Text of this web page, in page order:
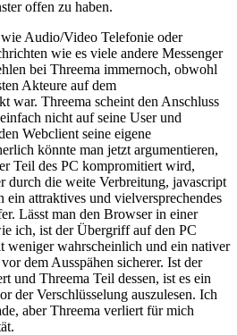
offen zu haben.
Audio/Video Telefonie oder
wie es viele andere Messenger
bei Threema immernoch, obwohl
Akteure auf dem
war. Threema scheint den Anschluss
nicht auf seine User und
Webclient seine eigene
könnte man jetzt argumentieren,
Teil des PC kompromitiert wird,
durch die weite Verbreitung, javascript
ein attraktives und vielversprechendes
Lässt man den Browser in einer
ich, ist der Übergriff auf den PC
weniger wahrscheinlich und ein nativer
dem Ausspähen sicherer. Ist der
und Threema Teil dessen, ist es ein
der Verschlüsselung auszulesen. Ich
aber Threema verliert für mich